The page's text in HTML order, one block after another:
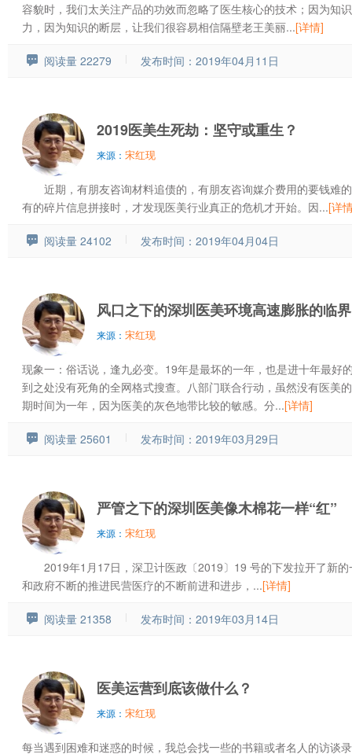
容貌时，我们太关注产品的功效而忽略了医生核心的技术；因为知
力，因为知识的断层，让我们很容易相信隔壁老王美丽...[详情]
阅读量 22279 发布时间：2019年04月11日
2019医美生死劫：坚守或重生？
来源： 宋红现
近期，有朋友咨询材料追债的，有朋友咨询媒介费用的要钱难
有的碎片信息拼接时，才发现医美行业真正的危机才开始。因...[详
阅读量 24102 发布时间：2019年04月04日
风口之下的深圳医美环境高速膨胀的临
来源： 宋红现
现象一：俗话说，逢九必变。19年是最坏的一年，也是进十年最好
到之处没有死角的全网格式搜查。八部门联合行动，虽然没有医美
期时间为一年，因为医美的灰色地带比较的敏感。分...[详情]
阅读量 25601 发布时间：2019年03月29日
严管之下的深圳医美像木棉花一样“红”
来源： 宋红现
2019年1月17日，深卫计医政〔2019〕19 号的下发拉开了新的
和政府不断的推进民营医疗的不断前进和进步，...[详情]
阅读量 21358 发布时间：2019年03月14日
医美运营到底该做什么？
来源： 宋红现
每当遇到困难和迷惑的时候，我总会找一些的书籍或者名人的访谈